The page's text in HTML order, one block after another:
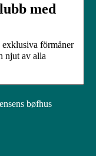
med
exklusiva förmåner
njut av alla
bøfhus